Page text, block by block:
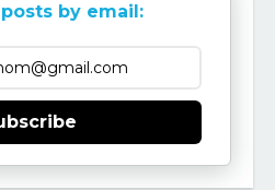
by email: